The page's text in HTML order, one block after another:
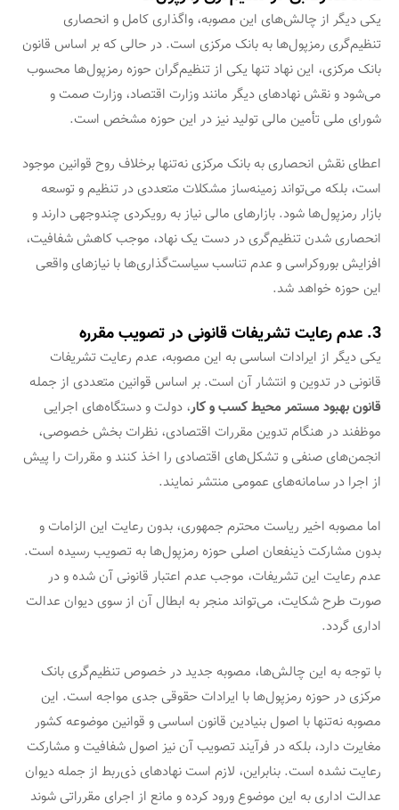
یکی دیگر از چالش‌های این مصوبه، واگذاری کامل و انحصاری
تنظیم‌گری رمزپول‌ها به بانک مرکزی است. در حالی که بر اساس قانون
بانک مرکزی، این نهاد تنها یکی از تنظیم‌گران حوزه رمزپول‌ها محسوب
می‌شود و نقش نهادهای دیگر مانند وزارت اقتصاد، وزارت صمت و
شورای ملی تأمین مالی تولید نیز در این حوزه مشخص است.
اعطای نقش انحصاری به بانک مرکزی نه‌تنها برخلاف روح قوانین موجود
است، بلکه می‌تواند زمینه‌ساز مشکلات متعددی در تنظیم و توسعه
بازار رمزپول‌ها شود. بازارهای مالی نیاز به رویکردی چندوجهی دارند و
انحصاری شدن تنظیم‌گری در دست یک نهاد، موجب کاهش شفافیت،
افزایش بوروکراسی و عدم تناسب سیاست‌گذاری‌ها با نیازهای واقعی
این حوزه خواهد شد.
3. عدم رعایت تشریفات قانونی در تصویب مقرره
یکی دیگر از ایرادات اساسی به این مصوبه، عدم رعایت تشریفات
قانونی در تدوین و انتشار آن است. بر اساس قوانین متعددی از جمله
قانون بهبود مستمر محیط کسب و کار، دولت و دستگاه‌های اجرایی
موظفند در هنگام تدوین مقررات اقتصادی، نظرات بخش خصوصی،
انجمن‌های صنفی و تشکل‌های اقتصادی را اخذ کنند و مقررات را پیش
از اجرا در سامانه‌های عمومی منتشر نمایند.
اما مصوبه اخیر ریاست محترم جمهوری، بدون رعایت این الزامات و
بدون مشارکت ذینفعان اصلی حوزه رمزپول‌ها به تصویب رسیده است.
عدم رعایت این تشریفات، موجب عدم اعتبار قانونی آن شده و در
صورت طرح شکایت، می‌تواند منجر به ابطال آن از سوی دیوان عدالت
اداری گردد.
با توجه به این چالش‌ها، مصوبه جدید در خصوص تنظیم‌گری بانک
مرکزی در حوزه رمزپول‌ها با ایرادات حقوقی جدی مواجه است. این
مصوبه نه‌تنها با اصول بنیادین قانون اساسی و قوانین موضوعه کشور
مغایرت دارد، بلکه در فرآیند تصویب آن نیز اصول شفافیت و مشارکت
رعایت نشده است. بنابراین، لازم است نهادهای ذی‌ربط از جمله دیوان
عدالت اداری به این موضوع ورود کرده و مانع از اجرای مقرراتی شوند